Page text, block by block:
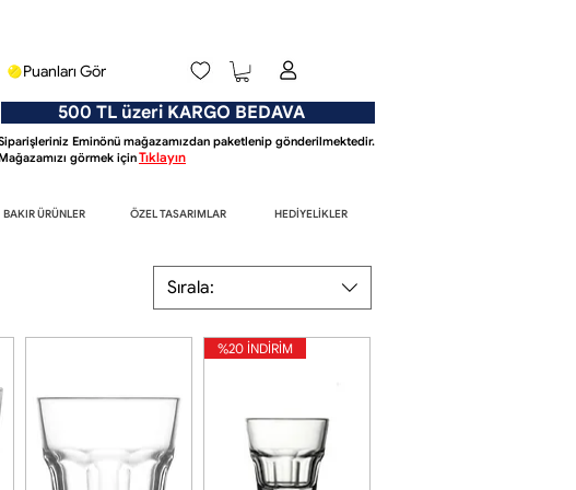
Puanları Gör
500 TL üzeri KARGO BEDAVA
Eminönü mağazamızdan paketlenip gönderilmektedir.
görmek içinTıklayın
BAKIR ÜRÜNLER ÖZEL TASARIMLAR HEDİYELİKLER
Sırala:
%20 İNDİRİM